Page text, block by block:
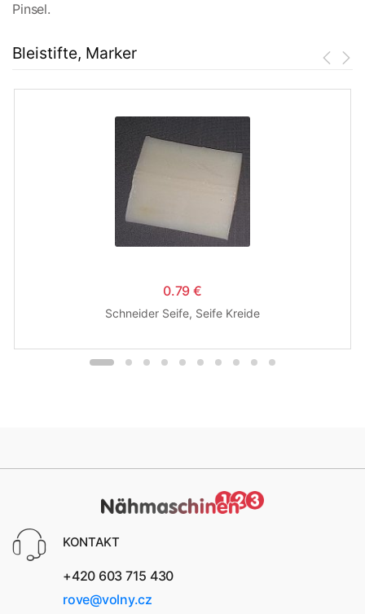
Pinsel.
Bleistifte, Marker
0.79 €
Schneider Seife, Seife Kreide
KONTAKT
+420 603 715 430
rove@volny.cz